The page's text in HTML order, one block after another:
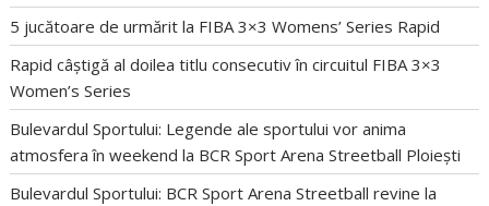
5 jucătoare de urmărit la FIBA 3×3 Womens’ Series Rapid
Rapid câștigă al doilea titlu consecutiv în circuitul FIBA 3×3
Women’s Series
Bulevardul Sportului: Legende ale sportului vor anima
atmosfera în weekend la BCR Sport Arena Streetball Ploiești
Bulevardul Sportului: BCR Sport Arena Streetball revine la